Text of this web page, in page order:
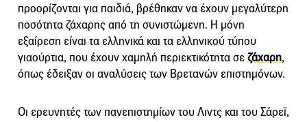
προορίζονται για παιδιά, βρέθηκαν να έχουν μεγαλύτερη
ποσότητα ζάχαρης από τη συνιστώμενη. Η μόνη
εξαίρεση είναι τα ελληνικά και τα ελληνικού τύπου
γιαούρτια, που έχουν χαμηλή περιεκτικότητα σεζάχαρη,
όπως έδειξαν οι αναλύσεις των Βρετανών επιστημόνων.
Οι ερευνητές των πανεπιστημίων του Λιντς και του Σάρεϊ,